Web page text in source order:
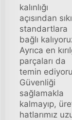
kalınlığı
açısından sıkı
standartlara
bağlı
Ayrıca en
parçaları da
temin
Güvenliği
sağlamakla
kalmayıp,
hatlarımız